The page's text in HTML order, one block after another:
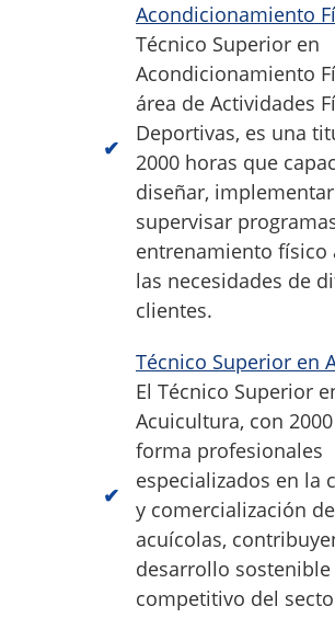
Acondicionamiento
Técnico Superior en
Acondicionamiento
área de Actividades
Deportivas, es una
2000 horas que
diseñar,
supervisar
entrenamiento físico
las necesidades de
clientes.
Técnico Superior en
El Técnico Superior
Acuicultura, con
forma profesionales
especializados en la
y comercialización
acuícolas,
desarrollo sostenible
competitivo del